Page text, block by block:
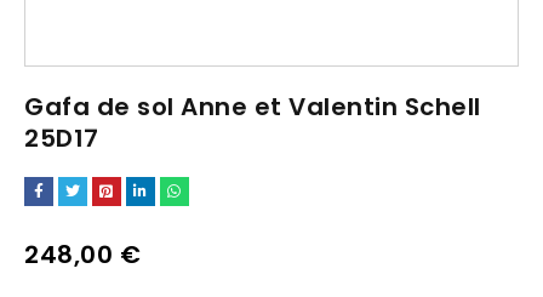
Gafa de sol Anne et Valentin Schell
25D17
248,00 €